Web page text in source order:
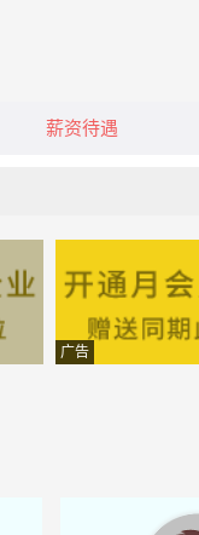
薪资待遇
广告